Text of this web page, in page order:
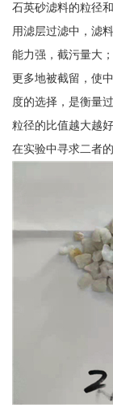
石英砂滤料的粒径
用滤层过滤中，滤
能力强，截污量大
更多地被截留，使
度的选择，是衡量
粒径的比值越大越
在实验中寻求二者的